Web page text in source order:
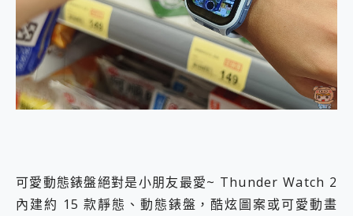
可愛動態錶盤絕對是小朋友最愛~ Thunder Watch 2
內建約 15 款靜態、動態錶盤，酷炫圖案或可愛動畫